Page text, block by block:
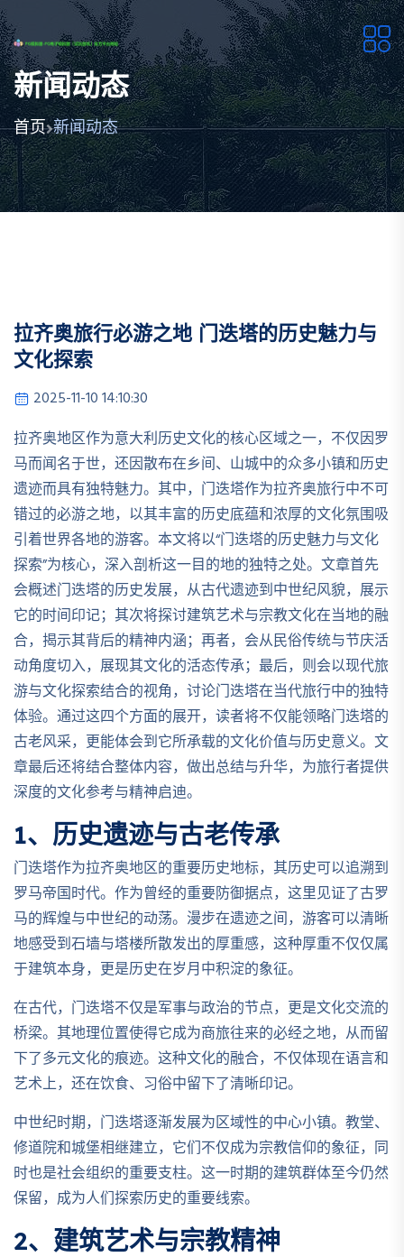
新闻动态
首页 新闻动态
拉齐奥旅行必游之地 门迭塔的历史魅力与
文化探索
2025-11-10 14:10:30
拉齐奥地区作为意大利历史文化的核心区域之一，不仅因罗
马而闻名于世，还因散布在乡间、山城中的众多小镇和历史
遗迹而具有独特魅力。其中，门迭塔作为拉齐奥旅行中不可
错过的必游之地，以其丰富的历史底蕴和浓厚的文化氛围吸
引着世界各地的游客。本文将以“门迭塔的历史魅力与文化
探索”为核心，深入剖析这一目的地的独特之处。文章首先
会概述门迭塔的历史发展，从古代遗迹到中世纪风貌，展示
它的时间印记；其次将探讨建筑艺术与宗教文化在当地的融
合，揭示其背后的精神内涵；再者，会从民俗传统与节庆活
动角度切入，展现其文化的活态传承；最后，则会以现代旅
游与文化探索结合的视角，讨论门迭塔在当代旅行中的独特
体验。通过这四个方面的展开，读者将不仅能领略门迭塔的
古老风采，更能体会到它所承载的文化价值与历史意义。文
章最后还将结合整体内容，做出总结与升华，为旅行者提供
深度的文化参考与精神启迪。
1、历史遗迹与古老传承
门迭塔作为拉齐奥地区的重要历史地标，其历史可以追溯到
罗马帝国时代。作为曾经的重要防御据点，这里见证了古罗
马的辉煌与中世纪的动荡。漫步在遗迹之间，游客可以清晰
地感受到石墙与塔楼所散发出的厚重感，这种厚重不仅仅属
于建筑本身，更是历史在岁月中积淀的象征。
在古代，门迭塔不仅是军事与政治的节点，更是文化交流的
桥梁。其地理位置使得它成为商旅往来的必经之地，从而留
下了多元文化的痕迹。这种文化的融合，不仅体现在语言和
艺术上，还在饮食、习俗中留下了清晰印记。
中世纪时期，门迭塔逐渐发展为区域性的中心小镇。教堂、
修道院和城堡相继建立，它们不仅成为宗教信仰的象征，同
时也是社会组织的重要支柱。这一时期的建筑群体至今仍然
保留，成为人们探索历史的重要线索。
2、建筑艺术与宗教精神